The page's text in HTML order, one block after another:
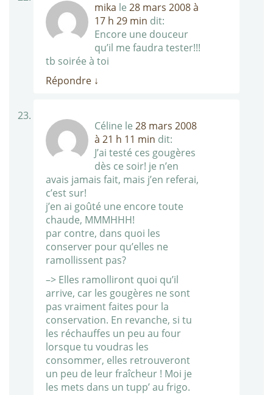
mika le 28 mars 2008 à
17 h 29 min dit:
Encore une douceur
qu’il me faudra tester!!!
tb soirée à toi
Répondre ↓
Céline le 28 mars 2008
à 21 h 11 min dit:
J’ai testé ces gougères
dès ce soir! je n’en
avais jamais fait, mais j’en referai,
c’est sur!
j’en ai goûté une encore toute
chaude, MMMHHH!
par contre, dans quoi les
conserver pour qu’elles ne
ramollissent pas?
–> Elles ramolliront quoi qu’il
arrive, car les gougères ne sont
pas vraiment faites pour la
conservation. En revanche, si tu
les réchauffes un peu au four
lorsque tu voudras les
consommer, elles retrouveront
un peu de leur fraîcheur ! Moi je
les mets dans un tupp’ au frigo.